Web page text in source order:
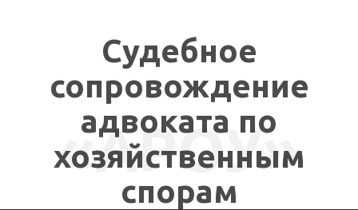
Судебное
сопровождение
адвоката по
хозяйственным
спорам
«АРОУ»